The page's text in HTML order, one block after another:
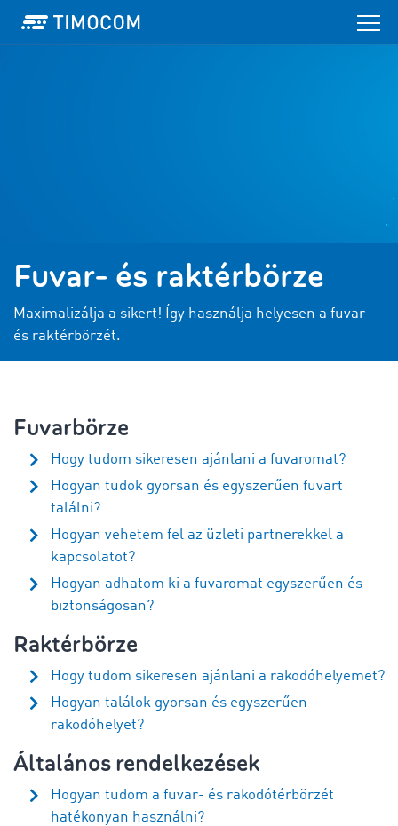
Fuvar- és raktérbörze
Maximalizálja a sikert! Így használja helyesen a fuvar-
és raktérbörzét.
Fuvarbörze
Hogy tudom sikeresen ajánlani a fuvaromat?
Hogyan tudok gyorsan és egyszerűen fuvart
találni?
Hogyan vehetem fel az üzleti partnerekkel a
kapcsolatot?
Hogyan adhatom ki a fuvaromat egyszerűen és
biztonságosan?
Raktérbörze
Hogy tudom sikeresen ajánlani a rakodóhelyemet?
Hogyan találok gyorsan és egyszerűen
rakodóhelyet?
Általános rendelkezések
Hogyan tudom a fuvar- és rakodótérbörzét
hatékonyan használni?